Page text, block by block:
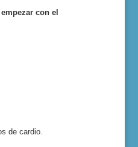
con el
de cardio.